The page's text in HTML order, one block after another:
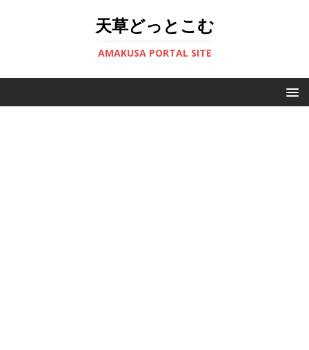
天草どっとこむ
AMAKUSA PORTAL SITE